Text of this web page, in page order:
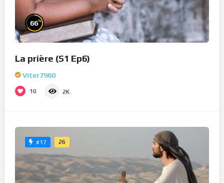
66%
La prière (S1 Ep6)
Viter7960
10 2K
#17 26